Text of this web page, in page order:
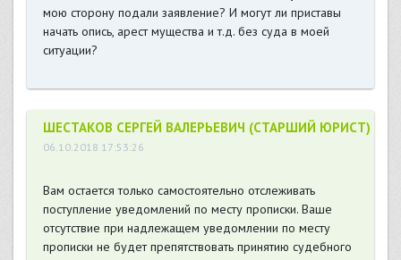
мою сторону подали заявление? И могут ли приставы
начать опись, арест мущества и т.д. без суда в моей
ситуации?
ШЕСТАКОВ СЕРГЕЙ ВАЛЕРЬЕВИЧ (СТАРШИЙ ЮРИСТ)
06.10.2018 17:53:26
Вам остается только самостоятельно отслеживать
поступление уведомлений по месту прописки. Ваше
отсутствие при надлежащем уведомлении по месту
прописки не будет препятствовать принятию судебного